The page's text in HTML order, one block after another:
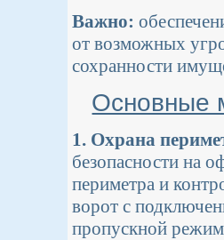
Важно:
от возможных
сохранности
Основные
1. Охрана
безопасности на
периметра и
ворот с
пропускной режим